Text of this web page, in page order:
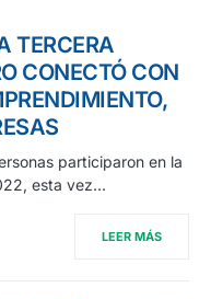
TERCERA
CONECTÓ CON
participaron en la
esta vez…
LEER MÁS